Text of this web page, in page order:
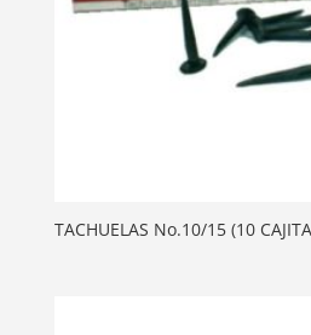
TACHUELAS No.10/15 (10